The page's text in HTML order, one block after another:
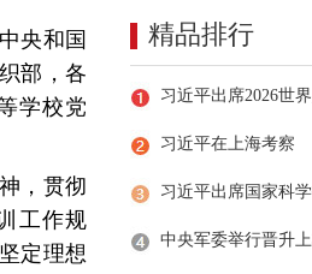
央和国
部，各
学校党
，贯彻
工作规
定理想
精品排行
习近平在上海考察